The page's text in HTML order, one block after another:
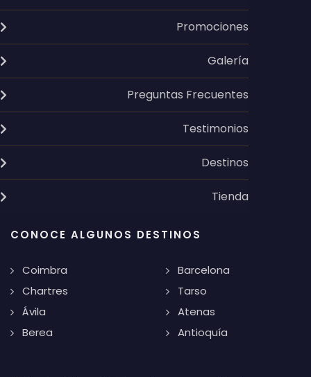
Promociones
Galería
Preguntas Frecuentes
Testimonios
Destinos
Tienda
CONOCE ALGUNOS DESTINOS
Coimbra
Chartres
Ávila
Berea
Barcelona
Tarso
Atenas
Antioquía